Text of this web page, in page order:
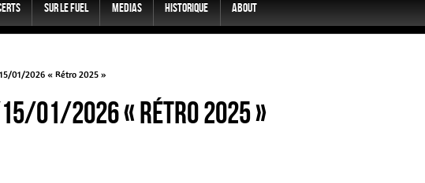
Sur Le Fuel Medias Historique About
01/2026 « Rétro 2025 »
01/2026 « Rétro 2025 »